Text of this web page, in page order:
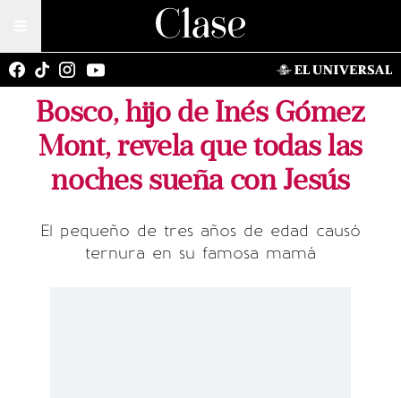
Bosco, hijo de Inés Gómez
Mont, revela que todas las
noches sueña con Jesús
El pequeño de tres años de edad causó
ternura en su famosa mamá